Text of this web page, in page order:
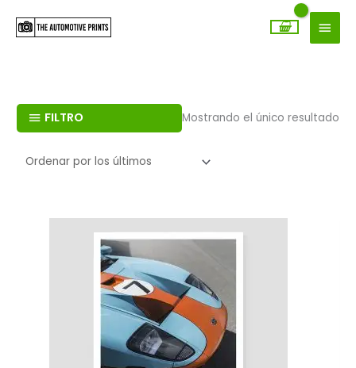
MENÚ
FILTRO Mostrando el único resultado